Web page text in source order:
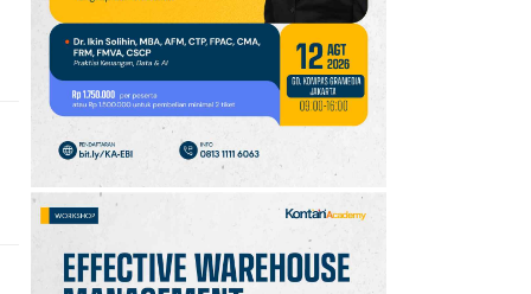
10 Promo JSM Superindo
7–9 Agustus 2026,
Minyak Goreng Rp37.900
hingga Buah Diskon 50%